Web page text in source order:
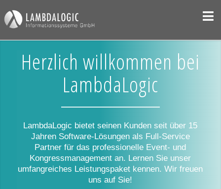
Herzlich willkommen bei
LambdaLogic
LambdaLogic bietet seinen Kunden seit über 15
Jahren Software-Lösungen als Full-Service
Partner für das professionelle Event- und
Kongressmanagement an. Lernen Sie unser
umfangreiches Leistungspaket kennen. Wir freuen
uns auf Sie!